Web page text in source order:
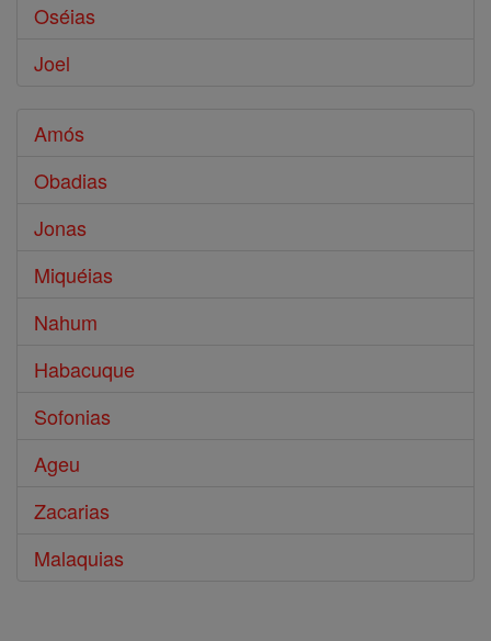
Oséias
Joel
Amós
Obadias
Jonas
Miquéias
Nahum
Habacuque
Sofonias
Ageu
Zacarias
Malaquias